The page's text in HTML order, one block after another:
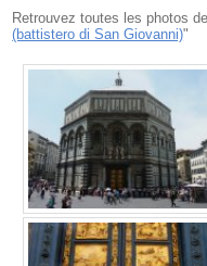
Retrouvez toutes les photos
(battistero di San Giovanni)"